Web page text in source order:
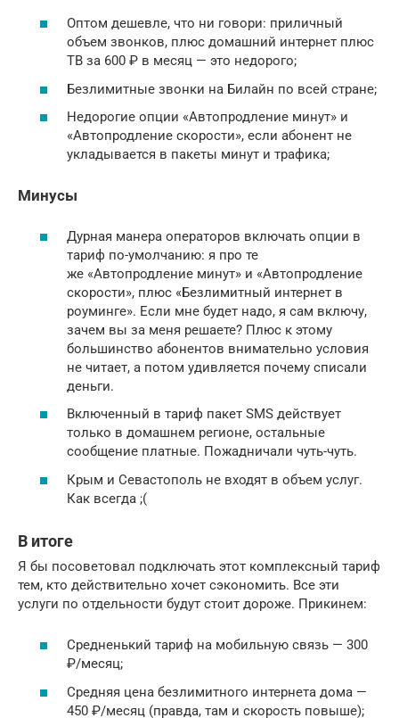
Оптом дешевле, что ни говори: приличный
объем звонков, плюс домашний интернет плюс
ТВ за 600 ₽ в месяц — это недорого;
Безлимитные звонки на Билайн по всей стране;
Недорогие опции «Автопродление минут» и
«Автопродление скорости», если абонент не
укладывается в пакеты минут и трафика;
Минусы
Дурная манера операторов включать опции в
тариф по-умолчанию: я про те
же «Автопродление минут» и «Автопродление
скорости», плюс «Безлимитный интернет в
роуминге». Если мне будет надо, я сам включу,
зачем вы за меня решаете? Плюс к этому
большинство абонентов внимательно условия
не читает, а потом удивляется почему списали
деньги.
Включенный в тариф пакет SMS действует
только в домашнем регионе, остальные
сообщение платные. Пожадничали чуть-чуть.
Крым и Севастополь не входят в объем услуг.
Как всегда ;(
В итоге
Я бы посоветовал подключать этот комплексный тариф
тем, кто действительно хочет сэкономить. Все эти
услуги по отдельности будут стоит дороже. Прикинем:
Средненький тариф на мобильную связь — 300
₽/месяц;
Средняя цена безлимитного интернета дома —
450 ₽/месяц (правда, там и скорость повыше);